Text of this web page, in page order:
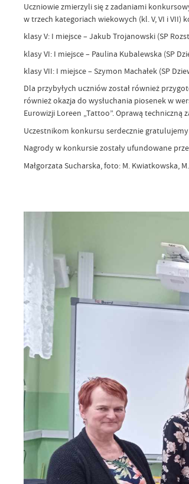
Uczniowie zmierzyli się z zadaniami
w trzech kategoriach wiekowych (kl. V, VI i VII)
klasy V: I miejsce – Jakub Trojanowski (SP
klasy VI: I miejsce – Paulina Kubalewska (SP
klasy VII: I miejsce – Szymon Machałek (SP
Dla przybyłych uczniów został również
również okazja do wysłuchania piosenek w
Eurowizji Loreen „Tattoo”. Oprawą techniczną
Uczestnikom konkursu serdecznie
Nagrody w konkursie zostały ufundowane
Małgorzata Sucharska, foto: M. Kwiatkowska,